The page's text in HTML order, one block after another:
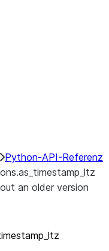
Python-API-Referenz
an older version
ltz